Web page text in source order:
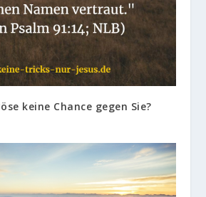
keine Chance gegen Sie?